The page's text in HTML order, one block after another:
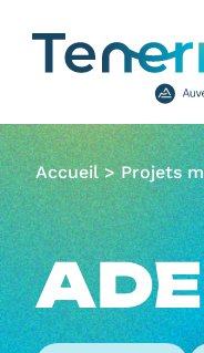
Accueil>Projets